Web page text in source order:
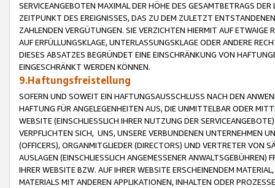
SERVICEANGEBOTEN MAXIMAL DER HÖHE DES GESAMTBETRAGS
ZEITPUNKT DES EREIGNISSES, DAS ZU DEM ZULETZT
ZAHLENDEN VERGÜTUNGEN. SIE VERZICHTEN HIERMIT AUF
AUF ERFÜLLUNGSKLAGE, UNTERLASSUNGSKLAGE ODER ANDERE
DIESES ABSATZES BEGRÜNDET EINE EINSCHRÄNKUNG VON
EINGESCHRÄNKT WERDEN KÖNNEN.
9.Haftungsfreistellung
SOFERN UND SOWEIT EIN HAFTUNGSAUSSCHLUSS NACH DEN
HAFTUNG FÜR ANGELEGENHEITEN AUS, DIE UNMITTELBAR ODER
WEBSITE (EINSCHLIESSLICH IHRER NUTZUNG DER
VERPFLICHTEN SICH, UNS, UNSERE VERBUNDENEN UNTERNEHMEN
(OFFICERS), ORGANMITGLIEDER (DIRECTORS) UND VERTRETER VON
AUSLAGEN (EINSCHLIESSLICH ANGEMESSENER
IHRER WEBSITE BZW. AUF IHRER WEBSITE ERSCHEINENDEM
MATERIALS MIT ANDEREN APPLIKATIONEN, INHALTEN ODER